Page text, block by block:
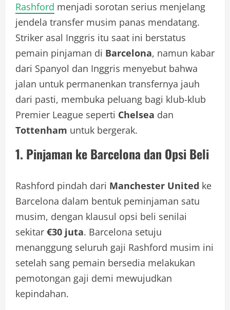
Rashford menjadi sorotan serius menjelang
jendela transfer musim panas mendatang.
Striker asal Inggris itu saat ini berstatus
pemain pinjaman di Barcelona, namun kabar
dari Spanyol dan Inggris menyebut bahwa
jalan untuk permanenkan transfernya jauh
dari pasti, membuka peluang bagi klub-klub
Premier League seperti Chelsea dan
Tottenham untuk bergerak.
1. Pinjaman ke Barcelona dan Opsi Beli
Rashford pindah dari Manchester United ke
Barcelona dalam bentuk peminjaman satu
musim, dengan klausul opsi beli senilai
sekitar €30 juta. Barcelona setuju
menanggung seluruh gaji Rashford musim ini
setelah sang pemain bersedia melakukan
pemotongan gaji demi mewujudkan
kepindahan.